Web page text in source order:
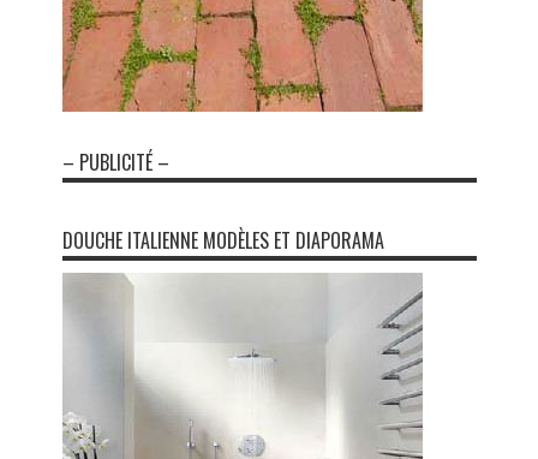
– PUBLICITÉ –
DOUCHE ITALIENNE MODÈLES ET DIAPORAMA